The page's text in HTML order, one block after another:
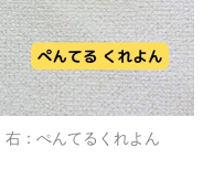
：ぺんてるくれよん